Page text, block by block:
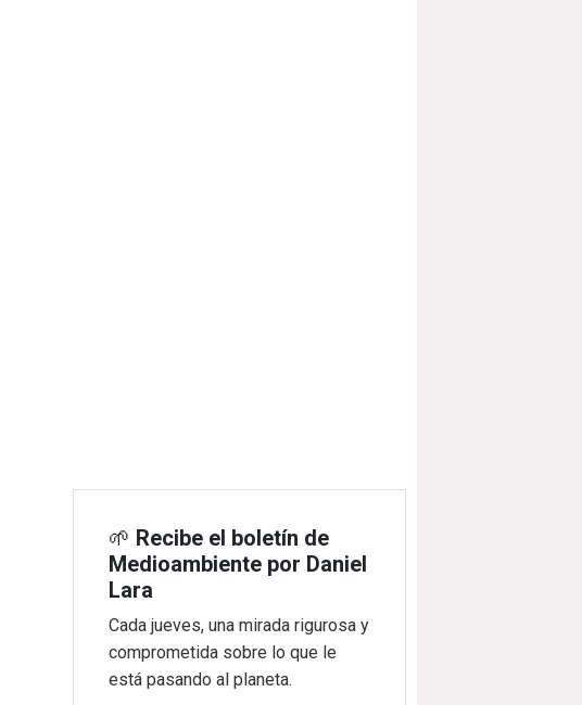
🌱 Recibe el boletín de
Medioambiente por Daniel
Lara
Cada jueves, una mirada rigurosa y
comprometida sobre lo que le
está pasando al planeta.